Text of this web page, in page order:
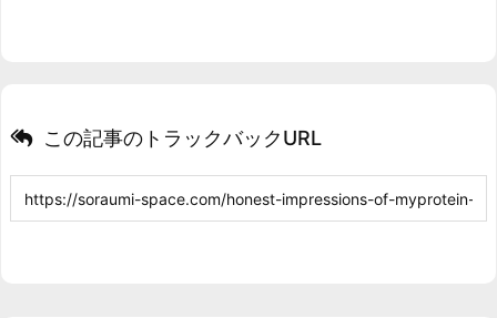
この記事のトラックバックURL